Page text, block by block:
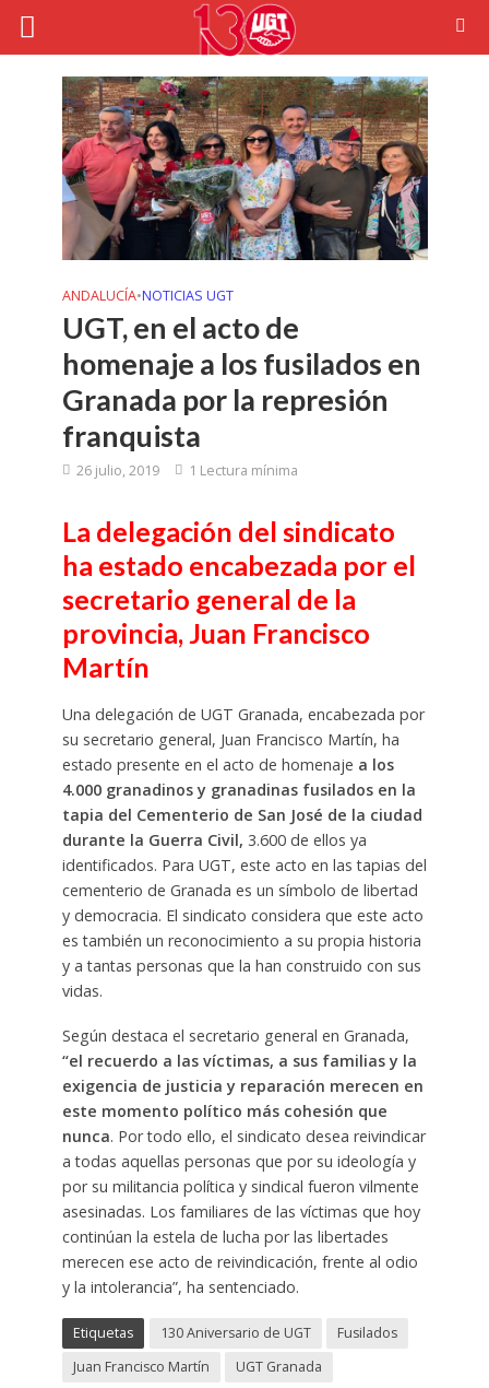
ANDALUCÍA•NOTICIAS UGT
UGT, en el acto de
homenaje a los fusilados en
Granada por la represión
franquista
26 julio, 2019 1 Lectura mínima
La delegación del sindicato
ha estado encabezada por el
secretario general de la
provincia, Juan Francisco
Martín
Una delegación de UGT Granada, encabezada por
su secretario general, Juan Francisco Martín, ha
estado presente en el acto de homenaje a los
4.000 granadinos y granadinas fusilados en la
tapia del Cementerio de San José de la ciudad
durante la Guerra Civil, 3.600 de ellos ya
identificados. Para UGT, este acto en las tapias del
cementerio de Granada es un símbolo de libertad
y democracia. El sindicato considera que este acto
es también un reconocimiento a su propia historia
y a tantas personas que la han construido con sus
vidas.
Según destaca el secretario general en Granada,
“el recuerdo a las víctimas, a sus familias y la
exigencia de justicia y reparación merecen en
este momento político más cohesión que
nunca. Por todo ello, el sindicato desea reivindicar
a todas aquellas personas que por su ideología y
por su militancia política y sindical fueron vilmente
asesinadas. Los familiares de las víctimas que hoy
continúan la estela de lucha por las libertades
merecen ese acto de reivindicación, frente al odio
y la intolerancia”, ha sentenciado.
Etiquetas 130 Aniversario de UGT
Fusilados
Juan Francisco Martín
UGT Granada